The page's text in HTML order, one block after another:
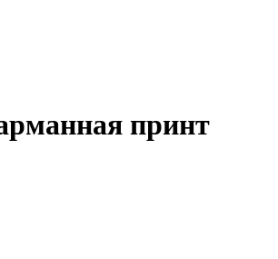
принт